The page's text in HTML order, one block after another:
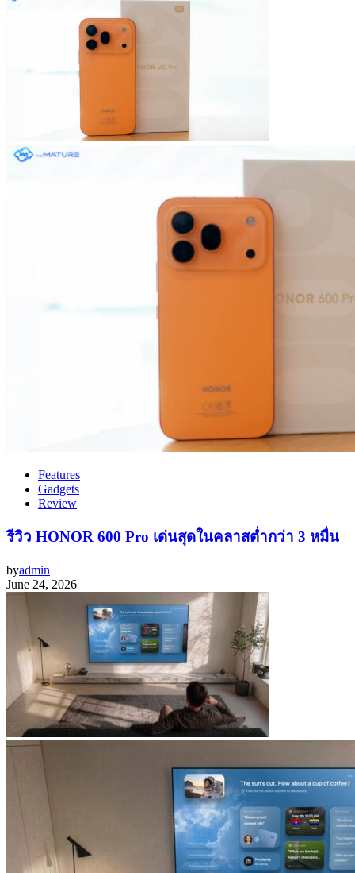
Features
Gadgets
Review
รีวิว HONOR 600 Pro เด่นสุดในคลาสต่ำกว่า 3 หมื่น
byadmin
June 24, 2026